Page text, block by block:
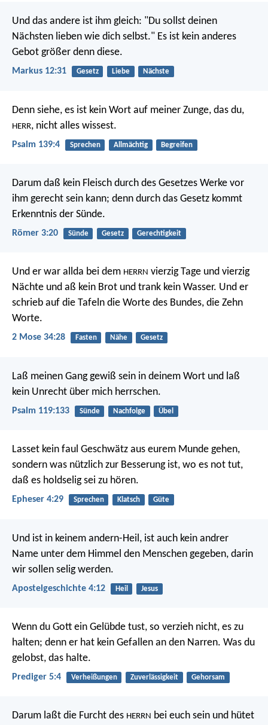
Und das andere ist ihm gleich: "Du sollst deinen
Nächsten lieben wie dich selbst." Es ist kein anderes
Gebot größer denn diese.
Markus 12:31 Gesetz Liebe Nächste
Denn siehe, es ist kein Wort auf meiner Zunge, das du,
HERR, nicht alles wissest.
Psalm 139:4 Sprechen Allmächtig Begreifen
Darum daß kein Fleisch durch des Gesetzes Werke vor
ihm gerecht sein kann; denn durch das Gesetz kommt
Erkenntnis der Sünde.
Römer 3:20 Sünde Gesetz Gerechtigkeit
Und er war allda bei dem HERRN vierzig Tage und vierzig
Nächte und aß kein Brot und trank kein Wasser. Und er
schrieb auf die Tafeln die Worte des Bundes, die Zehn
Worte.
2 Mose 34:28 Fasten Nähe Gesetz
Laß meinen Gang gewiß sein in deinem Wort und laß
kein Unrecht über mich herrschen.
Psalm 119:133 Sünde Nachfolge Übel
Lasset kein faul Geschwätz aus eurem Munde gehen,
sondern was nützlich zur Besserung ist, wo es not tut,
daß es holdselig sei zu hören.
Epheser 4:29 Sprechen Klatsch Güte
Und ist in keinem andern-Heil, ist auch kein andrer
Name unter dem Himmel den Menschen gegeben, darin
wir sollen selig werden.
Apostelgeschichte 4:12 Heil Jesus
Wenn du Gott ein Gelübde tust, so verzieh nicht, es zu
halten; denn er hat kein Gefallen an den Narren. Was du
gelobst, das halte.
Prediger 5:4 Verheißungen Zuverlässigkeit Gehorsam
Darum laßt die Furcht des HERRN bei euch sein und hütet